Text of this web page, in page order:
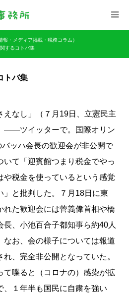
・メディア掲載・税務コラム）
するコトバ集
トバ集
なし」（７月19日、立憲民主
――ツイッターで。国際オリン
ッハ会長の歓迎会が非公開で
いて「迎賓館つまり税金でやっ
や税金を使っているという感覚
」と批判した。７月18日に東
れた歓迎会には菅義偉首相や橋
、小池百合子都知事ら約40人
なお、会の様子については報道
、完全非公開となっていた。
て喋ると（コロナの）感染が拡
、１年半も国民に自粛を強い